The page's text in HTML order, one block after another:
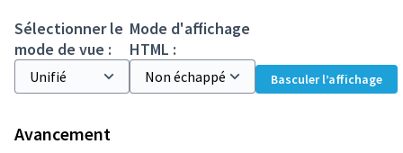
Sélectionner le
mode de vue :
Mode d'affichage
HTML :
Basculer l’affichage
Avancement